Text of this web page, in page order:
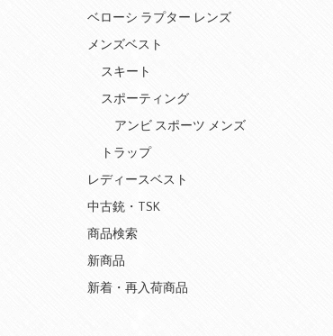
ベローシ ラプター レンズ
メンズベスト
スキート
スポーティング
アンビ スポーツ メンズ
トラップ
レディースベスト
中古銃・TSK
商品検索
新商品
新着・再入荷商品